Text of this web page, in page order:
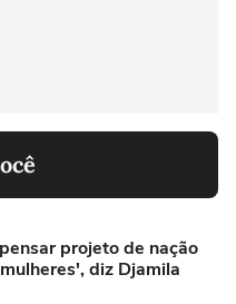
projeto de nação
diz Djamila